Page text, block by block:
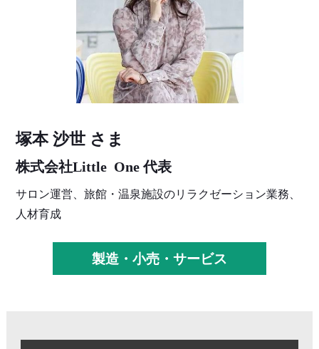
塚本 沙世 さま
株式会社Little One 代表
サロン運営、旅館・温泉施設のリラクゼーション業務、
人材育成
製造・小売・サービス